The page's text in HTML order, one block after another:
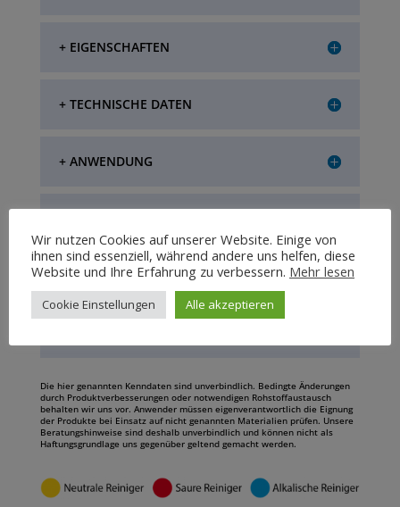
+ EIGENSCHAFTEN
+ TECHNISCHE DATEN
+ ANWENDUNG
+ VERPACKUNGSEINHEIT
Die hier genannten Kenndaten sind unverbindlich. Bedingte Änderungen
durch Produktverbesserungen oder notwendigen Rohstoffaustausch
behalten wir uns vor. Anwender müssen eigenverantwortlich die Eignung
der Produkte bei Einsatz auf nicht genannten Materialien prüfen. Unsere
Beratungshinweise sind deshalb unverbindlich und können nicht als
Haftungsgrundlage uns gegenüber geltend gemacht werden.
Wir nutzen Cookies auf unserer Website. Einige von
ihnen sind essenziell, während andere uns helfen, diese
Website und Ihre Erfahrung zu verbessern. Mehr lesen
Cookie Einstellungen Alle akzeptieren